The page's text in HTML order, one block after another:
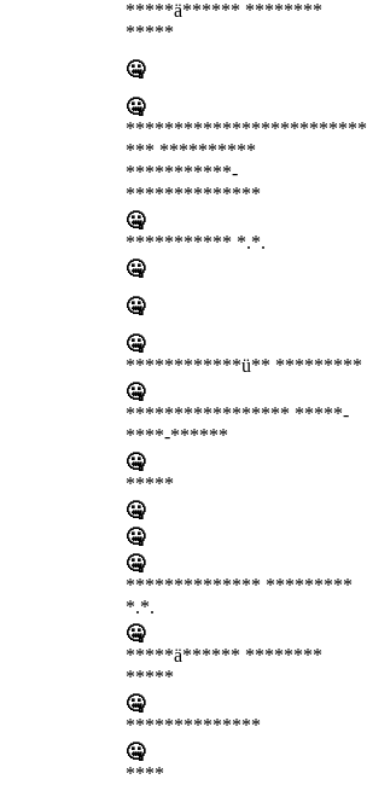
*****ä****** ********
*****
🤐
🤐
*************************
*** **********
***********-
**************
🤐
*********** *.*.
🤐
🤐
🤐
************ü** *********
🤐
***************** *****-
****-******
🤐
*****
🤐
🤐
🤐
************** *********
*.*.
🤐
*****ä****** ********
*****
🤐
**************
🤐
****